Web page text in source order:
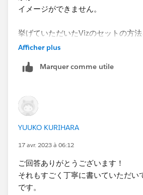
アクションの一覧画面が出ますので
設定例は次のとおりです。リストを
設定です。設定が終わったらOKを押
編集画面とアクションの一覧画面を
ダッシュボードの作成は​以上です。
ックして、選択したデータだけが表
てみてください。
イメージができません。
挙げていただいたVizのセットの方
せて作っているのか、教えていただ
すが、社内データなので難しいです。
よろしくお願いいたします。​
Afficher plus
Marquer comme utile
YUUKO KURIHARA
17 avr. 2023 à 06:12
​ご回答ありがとうございます！
それもすごく丁寧に書いていただい
です。